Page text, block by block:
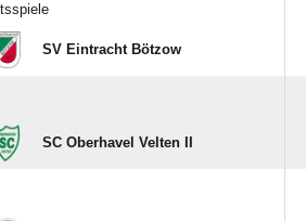
SV Eintracht Bötzow
SC Oberhavel Velten II